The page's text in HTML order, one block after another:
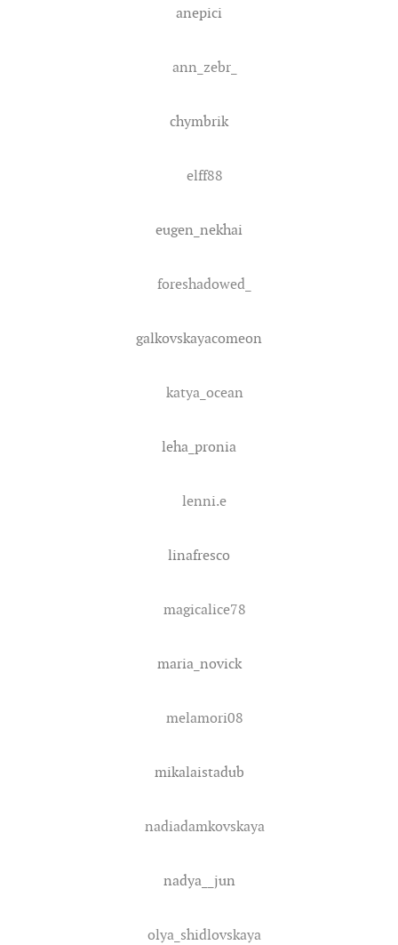
anepici
ann_zebr_
chymbrik
elff88
eugen_nekhai
foreshadowed_
galkovskayacomeon
katya_ocean
leha_pronia
lenni.e
linafresco
magicalice78
maria_novick
melamori08
mikalaistadub
nadiadamkovskaya
nadya__jun
olya_shidlovskaya